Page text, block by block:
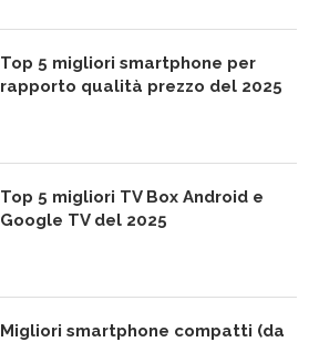
Top 5 migliori smartphone per
rapporto qualità prezzo del 2025
Top 5 migliori TV Box Android e
Google TV del 2025
Migliori smartphone compatti (da